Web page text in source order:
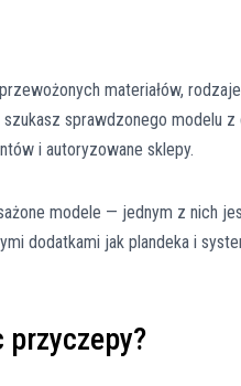
materiałów,
sprawdzonego modelu z
i autoryzowane sklepy.
modele — jednym z nich
dodatkami jak plandeka i